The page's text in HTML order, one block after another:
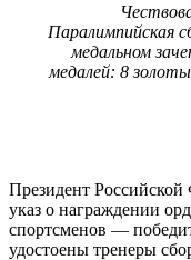
Паралимпийская
медальном
медалей: 8
Президент
указ о награждении
спортсменов —
удостоены тренеры